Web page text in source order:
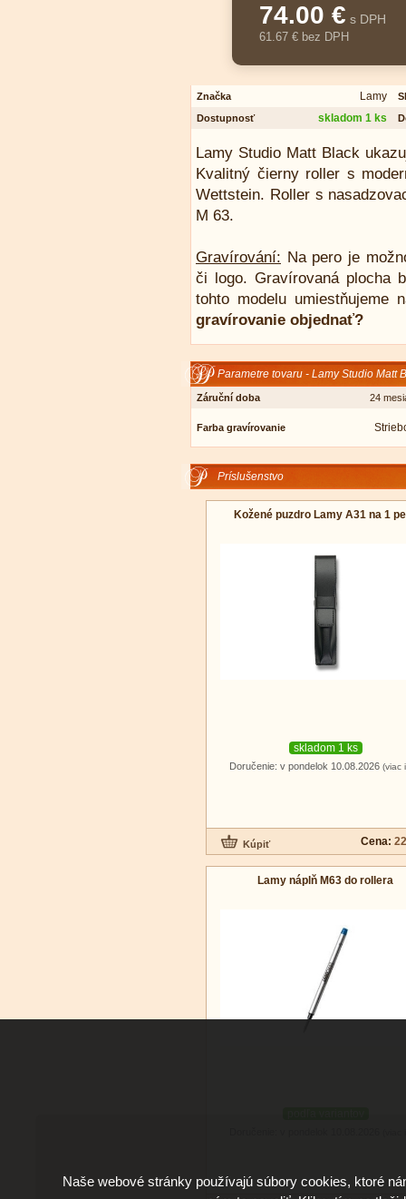
74.00 € s DPH
61.67 € bez DPH
Značka Lamy
Dostupnosť
skladom 1 ks
Lamy Studio Matt Black
Kvalitný čierny roller s
Wettstein. Roller s
M 63.
Gravírování: Na pero je
či logo. Gravírovaná plocha
tohto modelu
gravírovanie objednať?
Parametre tovaru - Lamy Studio Matt
Záruční doba 24
Farba gravírovanie
Príslušenstvo
Kožené puzdro Lamy A31 na 1
skladom 1 ks
Doručenie: v pondelok 10.08.2026 (viac
Cena:
Lamy náplň M63 do rollera
Naše webové stránky používajú súbory cookies, ktoré